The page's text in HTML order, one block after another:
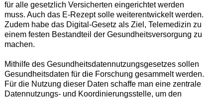
für alle gesetzlich Versicherten eingerichtet werden
muss. Auch das E-Rezept solle weiterentwickelt werden.
Zudem habe das Digital-Gesetz als Ziel, Telemedizin zu
einem festen Bestandteil der Gesundheitsversorgung zu
machen.
Mithilfe des Gesundheitsdatennutzungsgesetzes sollen
Gesundheitsdaten für die Forschung gesammelt werden.
Für die Nutzung dieser Daten schaffe man eine zentrale
Datennutzungs- und Koordinierungsstelle, um den